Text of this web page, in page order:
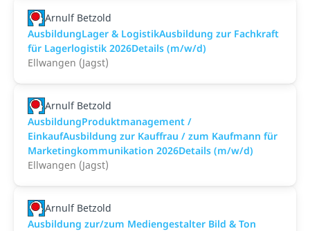
Arnulf Betzold
AusbildungLager & LogistikAusbildung zur Fachkraft
für Lagerlogistik 2026Details (m/w/d)
Ellwangen (Jagst)
Arnulf Betzold
AusbildungProduktmanagement /
EinkaufAusbildung zur Kauffrau / zum Kaufmann für
Marketingkommunikation 2026Details (m/w/d)
Ellwangen (Jagst)
Arnulf Betzold
Ausbildung zur/zum Mediengestalter Bild & Ton